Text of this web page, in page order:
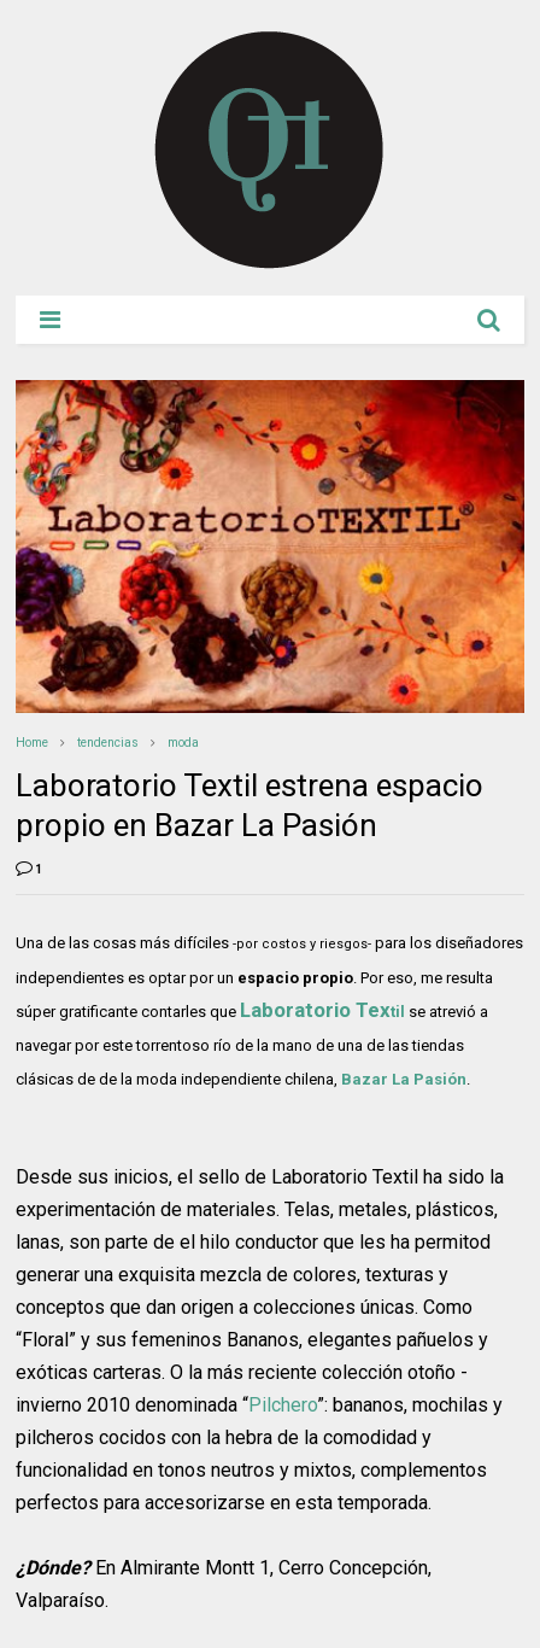
Home tendencias moda
Laboratorio Textil estrena espacio
propio en Bazar La Pasión
1
Una de las cosas más difíciles-por costos y riesgos- para los diseñadores
independientes es optar por un espacio propio . Por eso, me resulta
súper gratificante contarles que Laboratorio Textil se atrevió a
navegar por este torrentoso río de la mano de una de las tiendas
clásicas de de la moda independiente chilena, Bazar La Pasión
Desde sus inicios, el sello de Laboratorio Textil ha sido la
experimentación de materiales. Telas, metales, plásticos,
lanas, son parte de el hilo conductor que les ha permitod
generar una exquisita mezcla de colores, texturas y
conceptos que dan origen a colecciones únicas. Como
“Floral” y sus femeninos Bananos, elegantes pañuelos y
exóticas carteras. O la más reciente colección otoño -
invierno 2010 denominada “Pilchero”: bananos, mochilas y
pilcheros cocidos con la hebra de la comodidad y
funcionalidad en tonos neutros y mixtos, complementos
perfectos para accesorizarse en esta temporada.
¿Dónde?En Almirante Montt 1, Cerro Concepción,
Valparaíso.